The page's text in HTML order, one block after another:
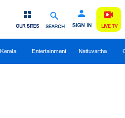
SEARCH SIGN IN
OUR SITES LIVE TV
Kerala Entertainment Nattuvartha